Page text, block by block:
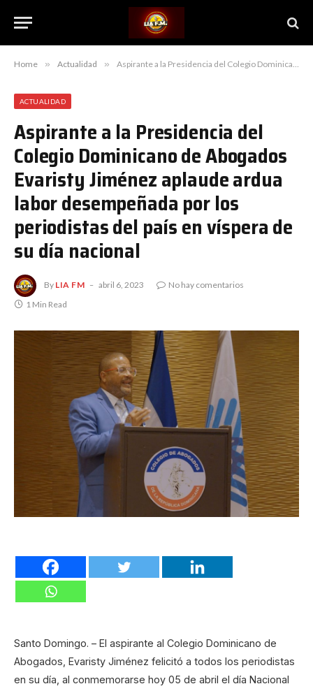
Home » Actualidad » Aspirante a la Presidencia del Colegio Dominicano de Abogados Evaristy Jiménez aplaude ardua labor desempeñada por los periodistas del país en víspera de su día nacional
ACTUALIDAD
Aspirante a la Presidencia del
Colegio Dominicano de Abogados
Evaristy Jiménez aplaude ardua
labor desempeñada por los
periodistas del país en víspera de
su día nacional
By LIA FM abril 6, 2023
No hay comentarios
1 Min Read
Santo Domingo. – El aspirante al Colegio Dominicano de
Abogados, Evaristy Jiménez felicitó a todos los periodistas
en su día, al conmemorarse hoy 05 de abril el día Nacional